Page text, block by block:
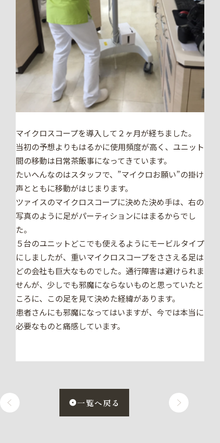
マイクロスコープを導入して２ヶ月が経ちました。
当初の予想よりもはるかに使用頻度が高く、ユニット
間の移動は日常茶飯事になってきています。
たいへんなのはスタッフで、”マイクロお願い”の掛け
声とともに移動がはじまります。
ツァイスのマイクロスコープに決めた決め手は、右の
写真のように足がパーティションにはまるからでし
た。
５台のユニットどこでも使えるようにモービルタイプ
にしましたが、重いマイクロスコープをささえる足は
どの会社も巨大なものでした。通行障害は避けられま
せんが、少しでも邪魔にならないものと思っていたと
ころに、この足を見て決めた経緯があります。
患者さんにも邪魔になってはいますが、今では本当に
必要なものと痛感しています。
一覧へ戻る